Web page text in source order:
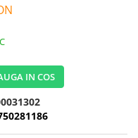
IN COS